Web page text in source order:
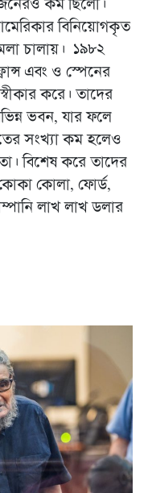
জনেরও কম ছিলো।
বিনিয়োগকৃত
চালায়। ১৯৮২
এবং ও স্পেনের
স্বীকার করে। তাদের
ভবন, যার ফলে
সংখ্যা কম হলেও
বিশেষ করে তাদের
কোলা, ফোর্ড,
লাখ লাখ ডলার